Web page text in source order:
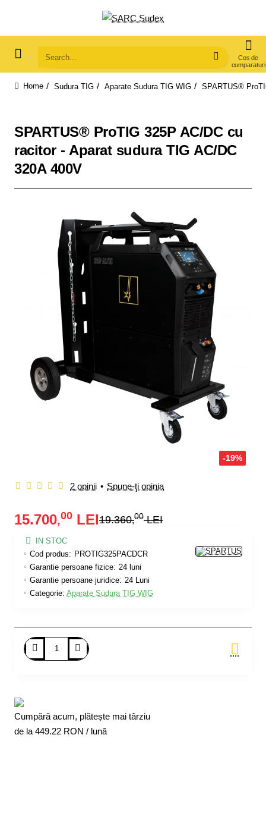
Search...
Sudura TIG Aparate Sudura TIG WIG SPARTUS®
SPARTUS® ProTIG 325P AC/DC cu
racitor - Aparat sudura TIG AC/DC
320A 400V
-19%
2 opinii • Spune-ţi opinia
15.700,00 LEI19.360,00LEI
IN STOC
Cod produs: PROTIG325PACDCR
Garantie persoane fizice: 24 luni
Garantie persoane juridice: 24 Luni
Categorie: Aparate Sudura TIG WIG
Cumpără acum, plătește mai târziu
de la 449.22 RON / lună